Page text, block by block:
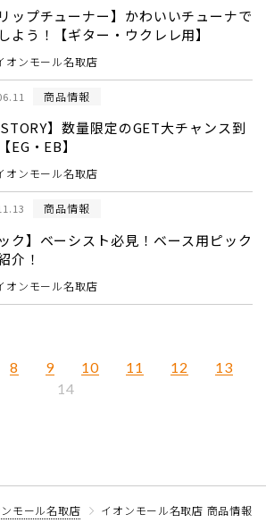
リップチューナー】かわいいチューナで
よう！【ギター・ウクレレ用】
オンモール名取店
商品情報
】数量限定のGET大チャンス到
EG・EB】
オンモール名取店
商品情報
ック】ベーシスト必見！ベース用ピック
介！
オンモール名取店
8 9 10 11 12
13
14
モール名取店 イオンモール名取店 商品情報